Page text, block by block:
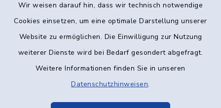
Wir weisen darauf hin, dass wir technisch notwendige
Cookies einsetzen, um eine optimale Darstellung unserer
Website zu ermöglichen. Die Einwilligung zur Nutzung
weiterer Dienste wird bei Bedarf gesondert abgefragt.
Weitere Informationen finden Sie in unseren
Datenschutzhinweisen.
Kontakt
Datenschutz